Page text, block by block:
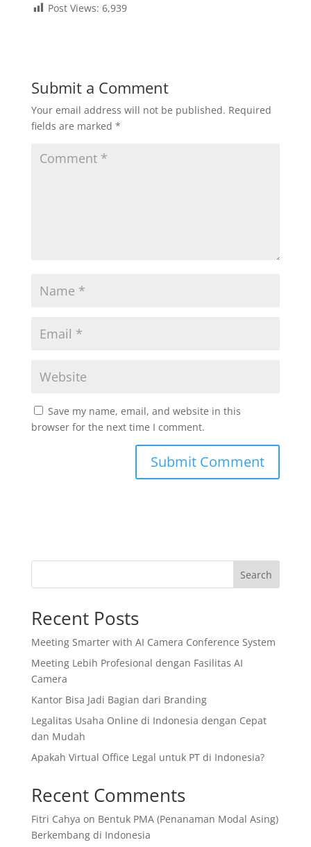
Post Views: 6,939
Submit a Comment
Your email address will not be published. Required
fields are marked *
Save my name, email, and website in this
browser for the next time I comment.
Search
Recent Posts
Meeting Smarter with AI Camera Conference System
Meeting Lebih Profesional dengan Fasilitas AI
Camera
Kantor Bisa Jadi Bagian dari Branding
Legalitas Usaha Online di Indonesia dengan Cepat
dan Mudah
Apakah Virtual Office Legal untuk PT di Indonesia?
Recent Comments
Fitri Cahya on Bentuk PMA (Penanaman Modal Asing)
Berkembang di Indonesia